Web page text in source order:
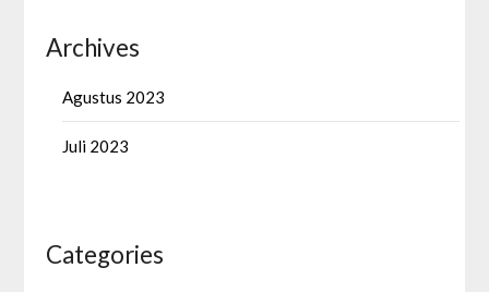
Archives
Agustus 2023
Juli 2023
Categories